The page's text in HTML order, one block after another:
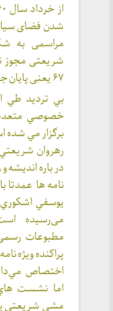
شدن فضای
مراسمی به
شریعتی مجوز
۶۷ یعنی پایان جنگ ادامه دارد.
بي ترديد
خصوصي
برگزار مي شده
رهروان
در باره انديشه
نامه ها عمدتا
يوسفي
می‌رسیده
مطبوعات
پراكنده ويژه
اختصاص
اما نشست
مشي شريعتي